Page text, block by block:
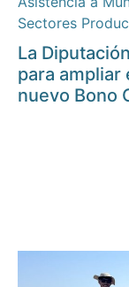
Sectores
La
para ampliar
nuevo Bono